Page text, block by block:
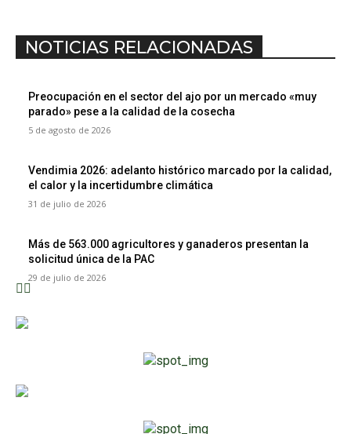
NOTICIAS RELACIONADAS
Preocupación en el sector del ajo por un mercado «muy
parado» pese a la calidad de la cosecha
5 de agosto de 2026
Vendimia 2026: adelanto histórico marcado por la calidad,
el calor y la incertidumbre climática
31 de julio de 2026
Más de 563.000 agricultores y ganaderos presentan la
solicitud única de la PAC
29 de julio de 2026